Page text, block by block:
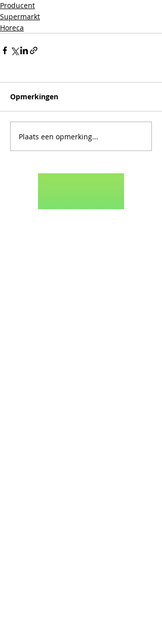
Producent
Supermarkt
Horeca
Opmerkingen
Plaats een opmerking...